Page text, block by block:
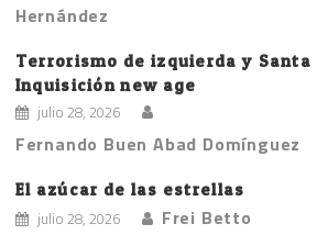
Hernández
Terrorismo de izquierda y Santa
Inquisición new age
julio 28, 2026
Fernando Buen Abad Domínguez
El azúcar de las estrellas
julio 28, 2026 Frei Betto